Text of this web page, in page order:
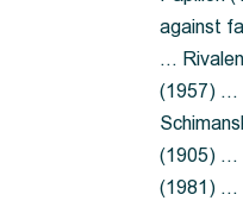
against
…
(1957) …
(1905) …
(1981) …